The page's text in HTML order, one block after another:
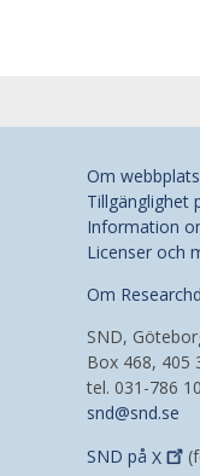
Om
Tillgänglighet
Information
Licenser och
Om
SND,
Box 468, 405
tel. 031-786
snd@snd.se
SND på X